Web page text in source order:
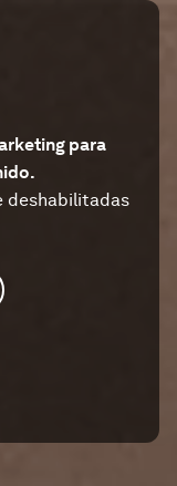
para
deshabilitadas